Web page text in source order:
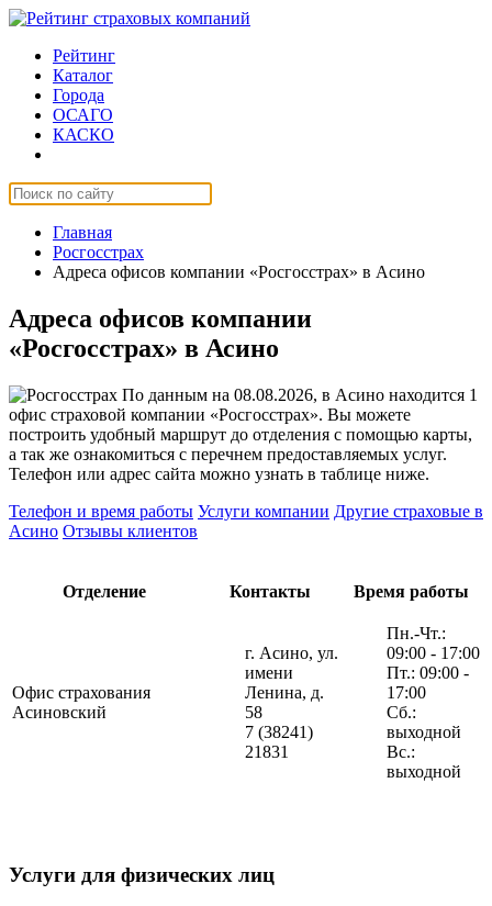
Рейтинг
Каталог
Города
ОСАГО
КАСКО
Главная
Росгосстрах
Адреса офисов компании «Росгосстрах» в Асино
Адреса офисов компании
«Росгосстрах» в Асино
По данным на 08.08.2026, в Асино находится 1
офис страховой компании «Росгосстрах». Вы можете
построить удобный маршрут до отделения с помощью карты,
а так же ознакомиться с перечнем предоставляемых услуг.
Телефон или адрес сайта можно узнать в таблице ниже.
Телефон и время работы Услуги компании Другие страховые в
Асино Отзывы клиентов
Отделение Контакты Время работы
Офис страхования
Асиновский
г. Асино, ул.
имени
Ленина, д.
58
7 (38241)
21831
Пн.-Чт.:
09:00 - 17:00
Пт.: 09:00 -
17:00
Сб.:
выходной
Вс.:
выходной
Услуги для физических лиц